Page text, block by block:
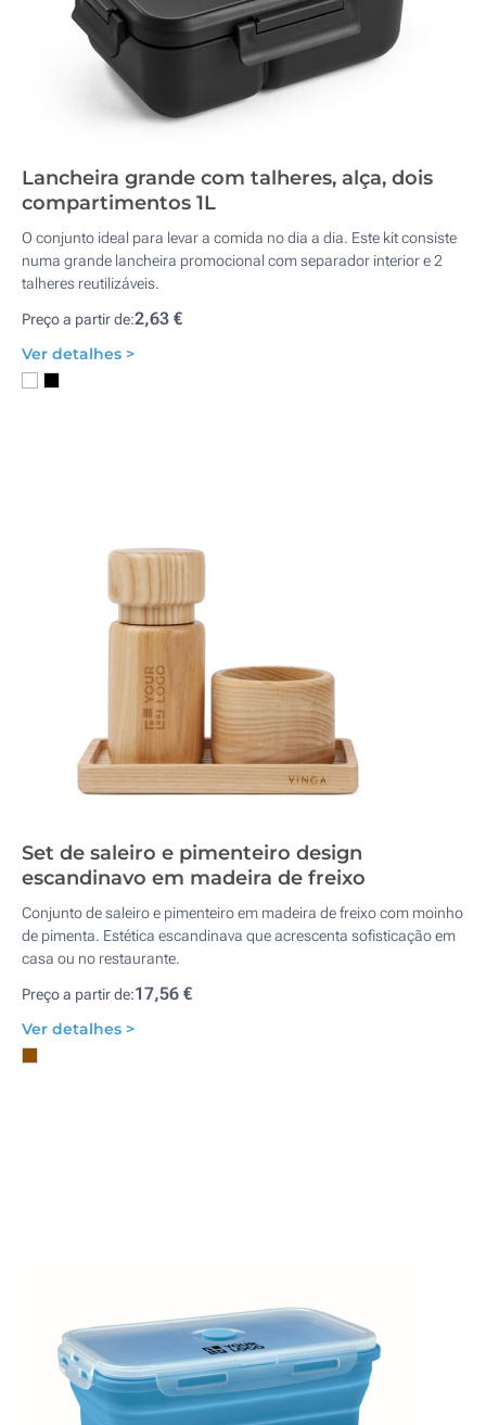
Lancheira grande com talheres, alça, dois
compartimentos 1L
O conjunto ideal para levar a comida no dia a dia. Este kit consiste
numa grande lancheira promocional com separador interior e 2
talheres reutilizáveis.
Preço a partir de:2,63 €
Ver detalhes >
Set de saleiro e pimenteiro design
escandinavo em madeira de freixo
Conjunto de saleiro e pimenteiro em madeira de freixo com moinho
de pimenta. Estética escandinava que acrescenta sofisticação em
casa ou no restaurante.
Preço a partir de:17,56 €
Ver detalhes >